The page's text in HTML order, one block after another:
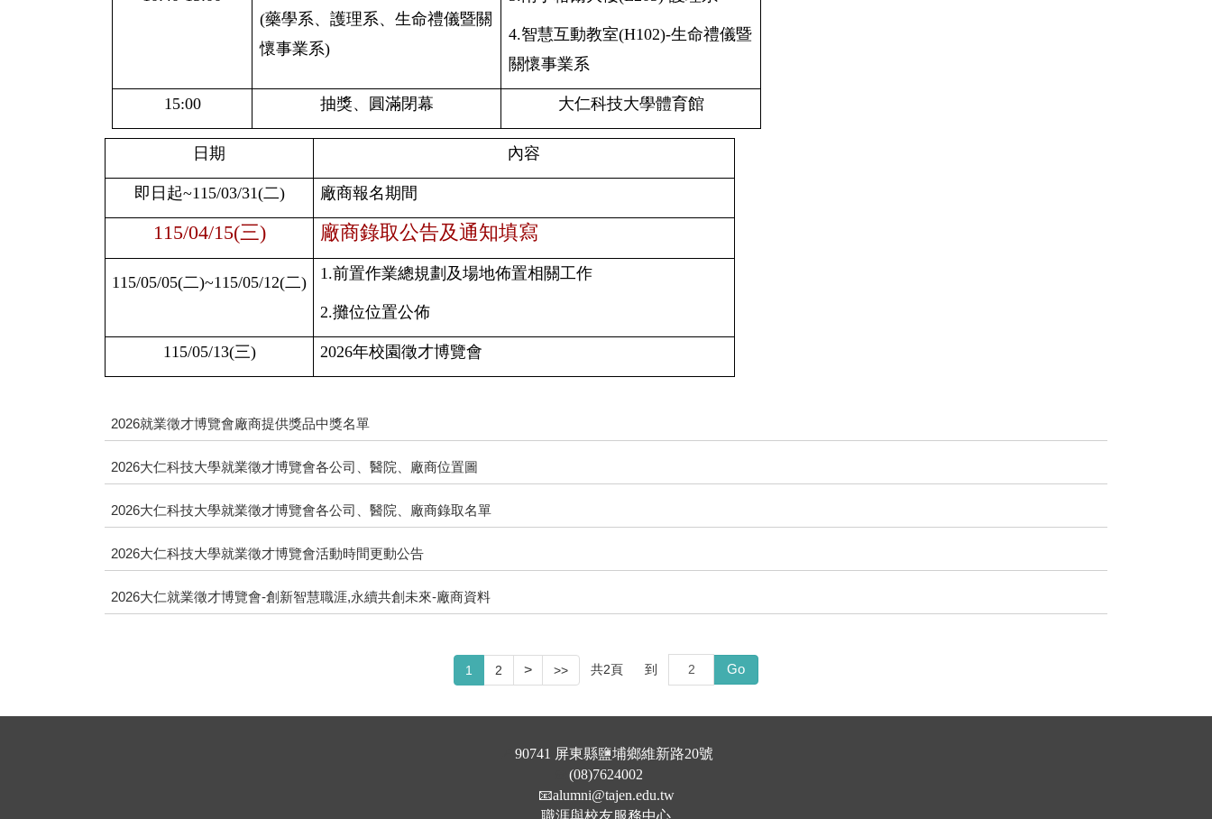
(藥學系、護理系、生命禮儀暨關
懷事業系)
4.智慧互動教室(H102)-生命禮儀暨
關懷事業系
15:00 抽獎、 圓滿閉幕 大仁科技大學體育館
日期 內容
即日起~115/03/31(二) 廠商報名期間
115/04/15(三) 廠商錄取公告及通知填寫
115/05/05(二)~115/05/12(二) 1.前置作業總規劃及場地佈置相關工作
2.攤位位置公佈
115/05/13(三) 2026年校園徵才博覽會
2026就業徵才博覽會廠商提供獎品中獎名單
2026大仁科技大學就業徵才博覽會各公司、醫院、廠商位置圖
2026大仁科技大學就業徵才博覽會各公司、醫院、廠商錄取名單
2026大仁科技大學就業徵才博覽會活動時間更動公告
2026大仁就業徵才博覽會-創新智慧職涯,永續共創未來-廠商資料
1 2 > >> 共2頁 到 Go
90741 屏東縣鹽埔鄉維新路20號
(08)7624002
📧alumni@tajen.edu.tw
職涯與校友服務中心